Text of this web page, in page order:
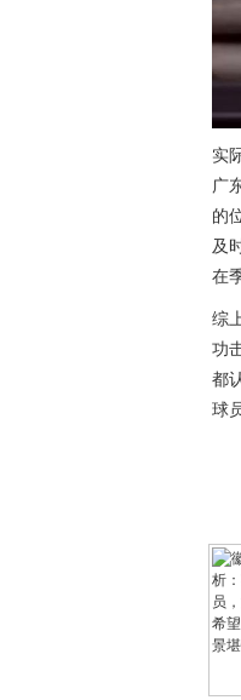
实
广
的
及
在
综
功
都
球